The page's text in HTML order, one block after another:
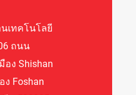
เทคโนโลยี
ถนน
อง Shishan
ง Foshan